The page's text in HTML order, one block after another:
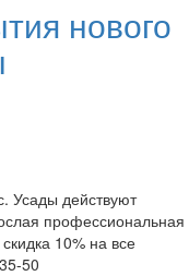
нового
Усады действуют
профессиональная
10% на все
50